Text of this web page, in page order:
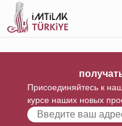
Присоединяйтесь к
курсе наших новых